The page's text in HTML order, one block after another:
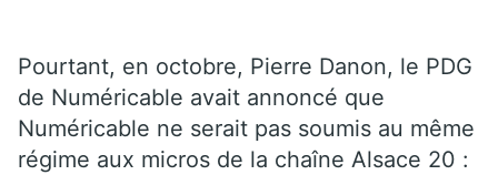
Pourtant, en octobre, Pierre Danon, le PDG
de Numéricable avait annoncé que
Numéricable ne serait pas soumis au même
régime aux micros de la chaîne Alsace 20 :